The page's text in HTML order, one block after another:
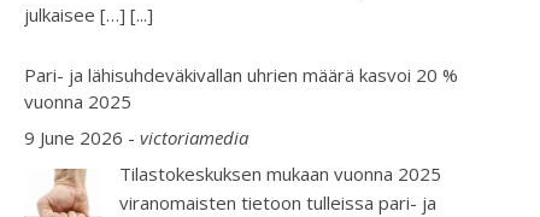
julkaisee […] [...]
Pari- ja lähisuhdeväkivallan uhrien määrä kasvoi 20 %
vuonna 2025
9 June 2026 - victoriamedia
Tilastokeskuksen mukaan vuonna 2025
viranomaisten tietoon tulleissa pari- ja